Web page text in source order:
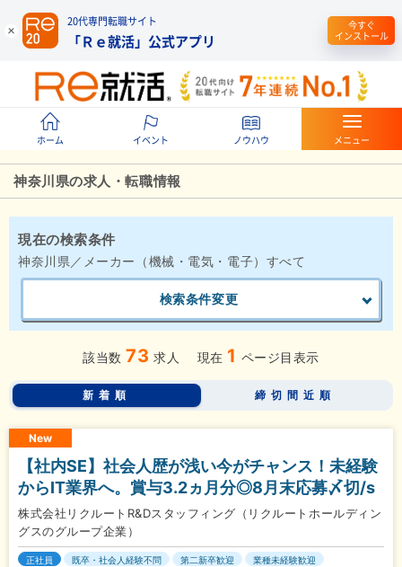
20代専門転職サイト
「Ｒｅ就活」公式アプリ
今すぐ
インストール
ホーム イベント ノウハウ メニュー
神奈川県の求人・転職情報
現在の検索条件
神奈川県／メーカー（機械・電気・電子）すべて
検索条件変更
該当数 73 求人 現在 1 ページ目表示
新着順 締切間近順
New
【社内SE】社会人歴が浅い今がチャンス！未経験
からIT業界へ。賞与3.2ヵ月分◎8月末応募〆切/s
株式会社リクルートR&Dスタッフィング（リクルートホールディン
グスのグループ企業）
正社員 既卒・社会人経験不問 第二新卒歓迎
業種未経験歓迎